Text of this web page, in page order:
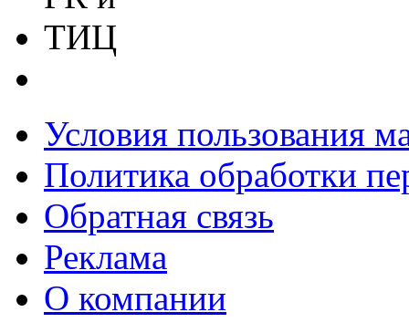
Условия пользования
Политика обработки
Обратная связь
Реклама
О компании